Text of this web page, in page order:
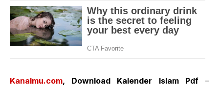
Kanalmu.com, Download Kalender Islam Pdf–